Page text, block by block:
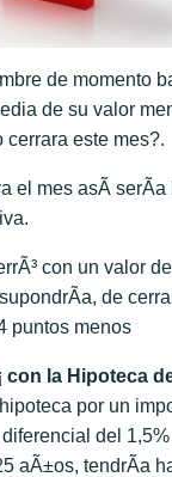
de momento
de su valor
cerrara este mes?.
el mes asÃ­
con un valor
de
puntos menos
la Hipoteca
por un
del
aÃ±os, tendrÃ­a